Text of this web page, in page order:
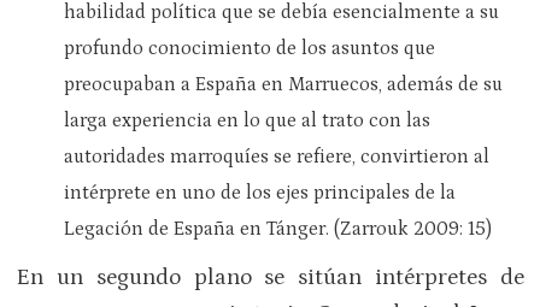
habilidad política que se debía esencialmente a su
profundo conocimiento de los asuntos que
preocupaban a España en Marruecos, además de su
larga experiencia en lo que al trato con las
autoridades marroquíes se refiere, convirtieron al
intérprete en uno de los ejes principales de la
Legación de España en Tánger. (Zarrouk 2009: 15)
En un segundo plano se sitúan intérpretes de